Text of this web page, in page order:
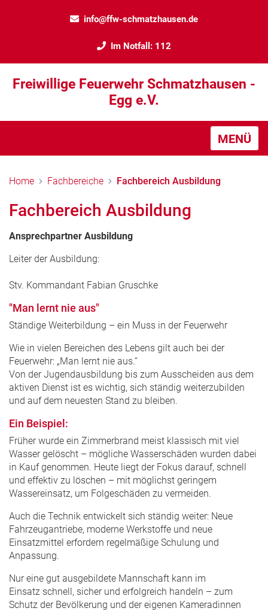
info@ffw-schmatzhausen.de
Im Notfall: 112
Freiwillige Feuerwehr Schmatzhausen -
Egg e.V.
MENÜ
Home Fachbereiche Fachbereich Ausbildung
Fachbereich Ausbildung
Ansprechpartner Ausbildung
Leiter der Ausbildung:
Stv. Kommandant Fabian Gruschke
"Man lernt nie aus"
Ständige Weiterbildung – ein Muss in der Feuerwehr
Wie in vielen Bereichen des Lebens gilt auch bei der
Feuerwehr: „Man lernt nie aus.“
Von der Jugendausbildung bis zum Ausscheiden aus dem
aktiven Dienst ist es wichtig, sich ständig weiterzubilden
und auf dem neuesten Stand zu bleiben.
Ein Beispiel:
Früher wurde ein Zimmerbrand meist klassisch mit viel
Wasser gelöscht – mögliche Wasserschäden wurden dabei
in Kauf genommen. Heute liegt der Fokus darauf, schnell
und effektiv zu löschen – mit möglichst geringem
Wassereinsatz, um Folgeschäden zu vermeiden.
Auch die Technik entwickelt sich ständig weiter: Neue
Fahrzeugantriebe, moderne Werkstoffe und neue
Einsatzmittel erfordern regelmäßige Schulung und
Anpassung.
Nur eine gut ausgebildete Mannschaft kann im
Einsatz schnell, sicher und erfolgreich handeln – zum
Schutz der Bevölkerung und der eigenen Kameradinnen